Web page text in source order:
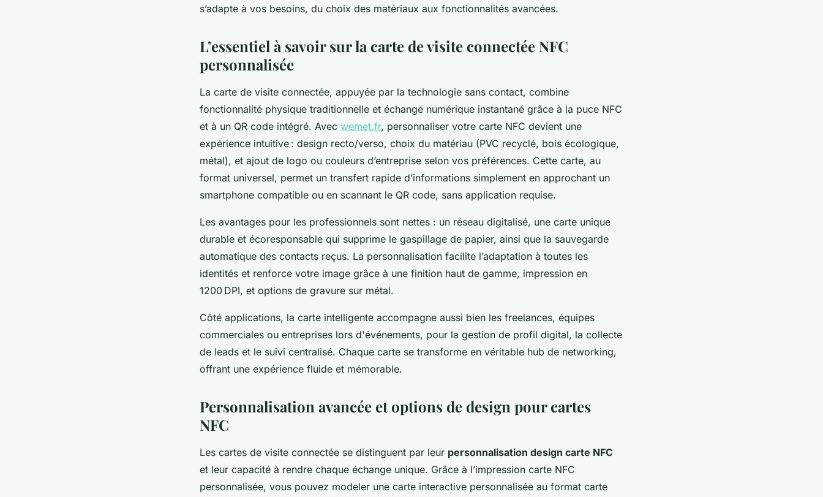
s’adapte à vos besoins, du choix des matériaux aux fonctionnalités avancées.
L’essentiel à savoir sur la carte de visite connectée NFC
personnalisée
La carte de visite connectée, appuyée par la technologie sans contact, combine
fonctionnalité physique traditionnelle et échange numérique instantané grâce à la puce NFC
et à un QR code intégré. Avec wemet.fr, personnaliser votre carte NFC devient une
expérience intuitive : design recto/verso, choix du matériau (PVC recyclé, bois écologique,
métal), et ajout de logo ou couleurs d’entreprise selon vos préférences. Cette carte, au
format universel, permet un transfert rapide d’informations simplement en approchant un
smartphone compatible ou en scannant le QR code, sans application requise.
Les avantages pour les professionnels sont nettes : un réseau digitalisé, une carte unique
durable et écoresponsable qui supprime le gaspillage de papier, ainsi que la sauvegarde
automatique des contacts reçus. La personnalisation facilite l’adaptation à toutes les
identités et renforce votre image grâce à une finition haut de gamme, impression en
1200 DPI, et options de gravure sur métal.
Côté applications, la carte intelligente accompagne aussi bien les freelances, équipes
commerciales ou entreprises lors d'événements, pour la gestion de profil digital, la collecte
de leads et le suivi centralisé. Chaque carte se transforme en véritable hub de networking,
offrant une expérience fluide et mémorable.
Personnalisation avancée et options de design pour cartes
NFC
Les cartes de visite connectée se distinguent par leur personnalisation design carte NFC
et leur capacité à rendre chaque échange unique. Grâce à l’impression carte NFC
personnalisée, vous pouvez modeler une carte interactive personnalisée au format carte